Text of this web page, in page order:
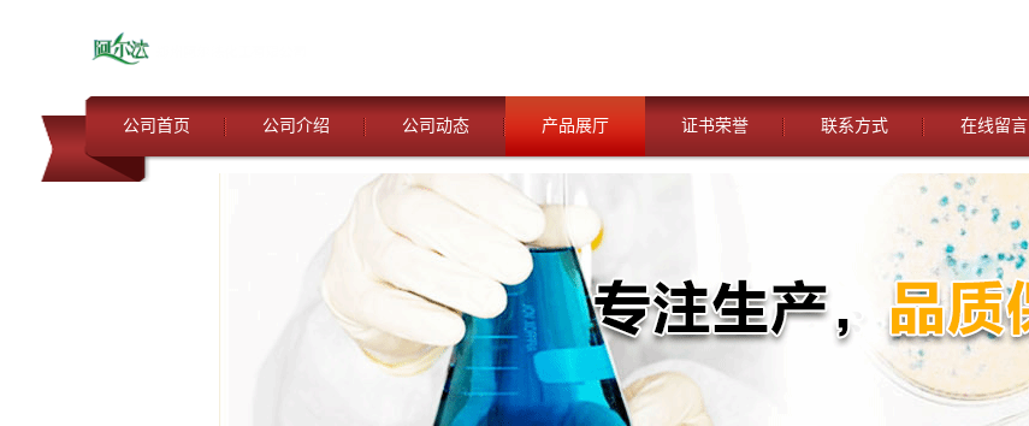
公司首页 公司介绍 公司动态 产品展厅 证书荣誉 联系方式 在线留言